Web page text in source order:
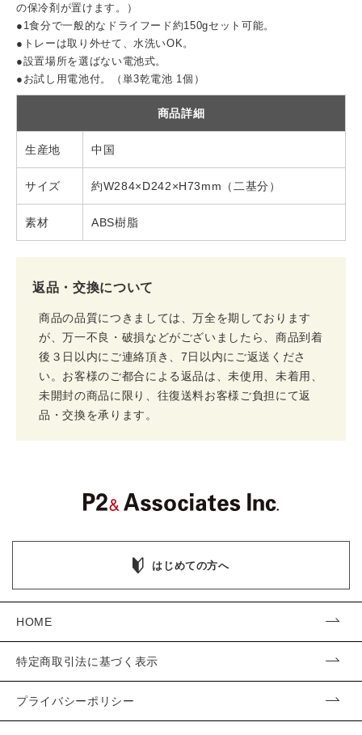
の保冷剤が置けます。）
●1食分で一般的なドライフード約150gセット可能。
●トレーは取り外せて、水洗いOK。
●設置場所を選ばない電池式。
●お試し用電池付。（単3乾電池 1個）
商品詳細
生産地 中国
サイズ 約W284×D242×H73mm（二基分）
素材 ABS樹脂
返品・交換について
商品の品質につきましては、万全を期しております
が、万一不良・破損などがございましたら、商品到着
後３日以内にご連絡頂き、7日以内にご返送くださ
い。お客様のご都合による返品は、未使用、未着用、
未開封の商品に限り、往復送料お客様ご負担にて返
品・交換を承ります。
はじめての方へ
HOME
特定商取引法に基づく表示
プライバシーポリシー